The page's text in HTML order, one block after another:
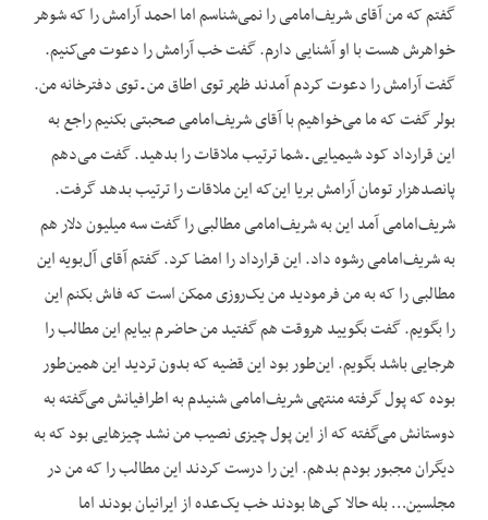
گفتم که من آقای شریف‌امامی را نمی‌شناسم اما احمد آرامش را که شوهر
خواهرش هست با او آشنایی دارم. گفت خب آرامش را دعوت می‌کنیم.
گفت آرامش را دعوت کردم آمدند ظهر توی اطاق من ـ توی دفترخانه من.
بولر گفت که ما می‌خواهیم با آقای شریف‌امامی صحبتی بکنیم راجع به
این قرارداد کود شیمیایی ـ شما ترتیب ملاقات را بدهید. گفت می‌دهم
پانصدهزار تومان آرامش بریا این‌که این ملاقات را ترتیب بدهد گرفت.
شریف‌امامی آمد این به شریف‌امامی مطالبی را گفت سه میلیون دلار هم
به شریف‌امامی رشوه داد. این قرارداد را امضا کرد. گفتم آقای آل‌بویه این
مطالبی را که به من فرمودید من یک‌روزی ممکن است که فاش بکنم این
را بگویم. گفت بگویید هروقت هم گفتید من حاضرم بیایم این مطالب را
هرجایی باشد بگویم. این‌طور بود این قضیه که بدون تردید این همین‌طور
بوده که پول گرفته منتهی شریف‌امامی شنیدم به اطرافیانش می‌گفته به
دوستانش می‌گفته که از این پول چیزی نصیب من نشد چیزهایی بود که به
دیگران مجبور بودم بدهم. این را درست کردند این مطالب را که من در
مجلسین… بله حالا کی‌ها بودند خب یک‌عده از ایرانیان بودند اما